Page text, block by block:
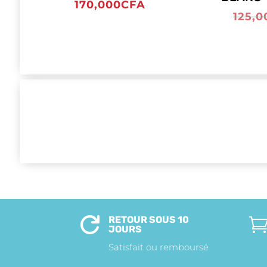
170,000CFA

RETOUR SOUS 10
JOURS
Satisfait ou remboursé